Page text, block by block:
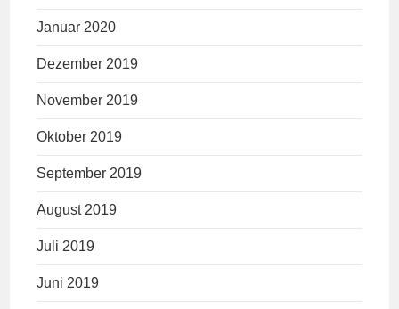
Januar 2020
Dezember 2019
November 2019
Oktober 2019
September 2019
August 2019
Juli 2019
Juni 2019